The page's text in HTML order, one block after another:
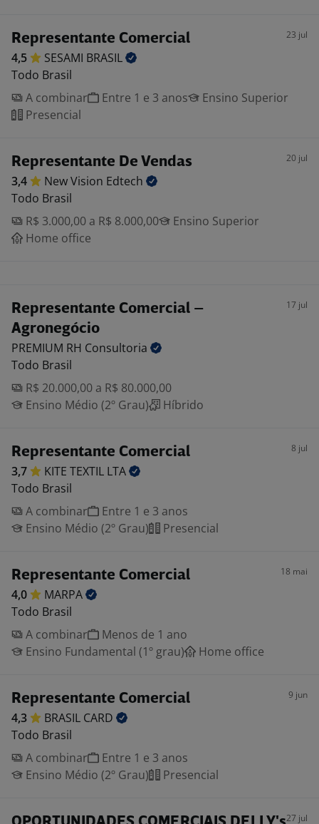
Representante Comercial 23 jul
4,5 SESAMI BRASIL
Todo Brasil
A combinar
Entre 1 e 3 anos
Ensino Superior
Presencial
Representante De Vendas 20 jul
3,4 New Vision Edtech
Todo Brasil
R$ 3.000,00 a R$ 8.000,00
Ensino Superior
Home office
Representante Comercial –
Agronegócio
17 jul
PREMIUM RH Consultoria
Todo Brasil
R$ 20.000,00 a R$ 80.000,00
Ensino Médio (2º Grau)
Híbrido
Representante Comercial 8 jul
3,7 KITE TEXTIL LTA
Todo Brasil
A combinar
Entre 1 e 3 anos
Ensino Médio (2º Grau)
Presencial
Representante Comercial 18 mai
4,0
MARPA
Todo Brasil
A combinar
Menos de 1 ano
Ensino Fundamental (1º grau)
Home office
Representante Comercial 9 jun
4,3 BRASIL CARD
Todo Brasil
A combinar
Entre 1 e 3 anos
Ensino Médio (2º Grau)
Presencial
27 jul